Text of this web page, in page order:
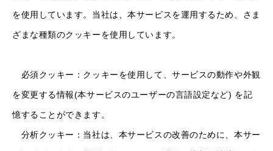
を使用しています。当社は、本サービスを運用するため、さま
ざまな種類のクッキーを使用しています。
必須クッキー：クッキーを使用して、サービスの動作や外観
を変更する情報(本サービスのユーザーの言語設定など) を記
憶することができます。
分析クッキー：当社は、本サービスの改善のために、本サー